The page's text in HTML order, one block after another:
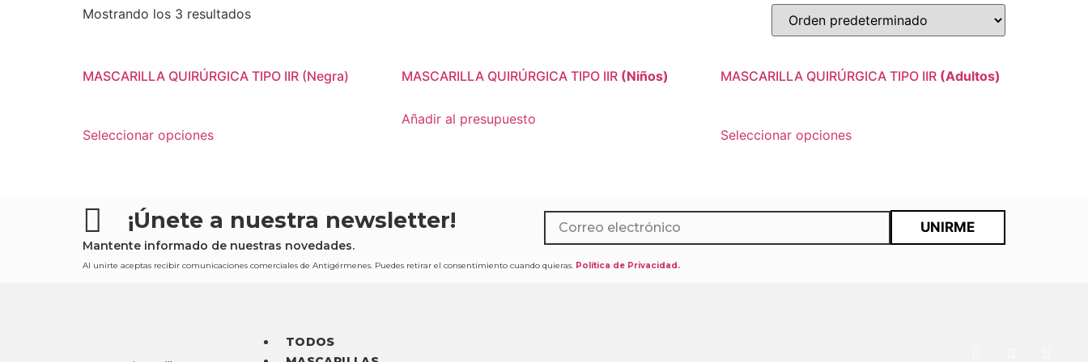
Mostrando los 3 resultados
MASCARILLA QUIRÚRGICA TIPO IIR (Negra)
Seleccionar opciones
MASCARILLA QUIRÚRGICA TIPO IIR (Niños)
Añadir al presupuesto
MASCARILLA QUIRÚRGICA TIPO IIR (Adultos)
Seleccionar opciones
¡Únete a nuestra newsletter!​
Mantente informado de nuestras novedades.
UNIRME
Al unirte aceptas recibir comunicaciones comerciales de Antigérmenes. Puedes retirar el consentimiento cuando quieras. Política de Privacidad.
TODOS